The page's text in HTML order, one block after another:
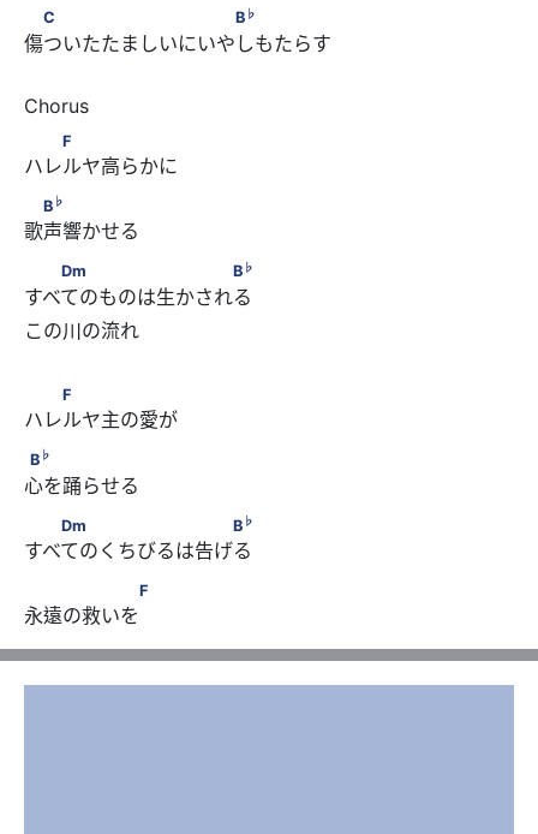
C          B
C B ♭
傷ついたたましいにいやしもたらす
F
ハレルヤ高らかに
B ♭
B ♭
歌声響かせる
Dm     　   B
Dm B ♭
すべてのものは生かされる
この川の流れ
F
ハレルヤ主の愛が
B♭
B ♭
心を踊らせる
Dm       　 B
Dm B ♭
すべてのくちびるは告げる
F
永遠の救いを